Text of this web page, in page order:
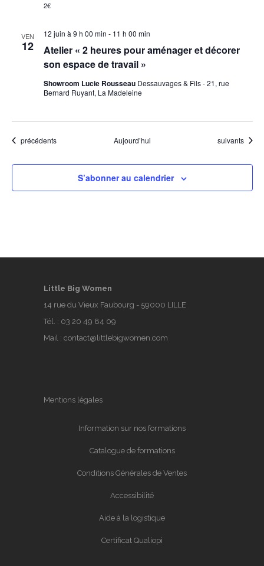
2€
VEN
12
Atelier « 2 heures pour aménager et décorer
son espace de travail »
12 juin à 9 h 00 min - 11 h 00 min
Showroom Lucie Rousseau Dessauvages & Fils - 21, rue
Bernard Ruyant, La Madeleine
Évènements
précédents Aujourd’hui Évènements
suivants
S’abonner au calendrier
Little Big Women
14 rue du Vieux Faubourg - 59000 LILLE
Tél. : 03 20 49 84 09
Mail : contact@littlebigwomen.com
Mentions légales
Information sur nos formations
Catalogue de formations
Conditions Générales de Ventes
Accessibilité
Aide à la logistique
Certificat Qualiopi